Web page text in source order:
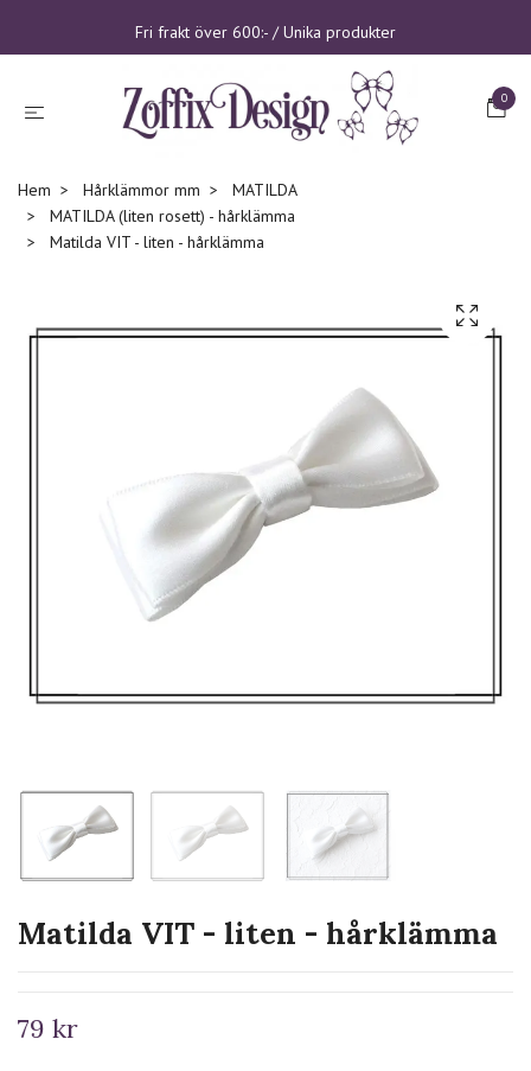
Fri frakt över 600:- / Unika produkter
0
Hem Hårklämmor mm
MATILDA
MATILDA (liten rosett) - hårklämma
Matilda VIT - liten - hårklämma
Matilda VIT - liten - hårklämma
79 kr